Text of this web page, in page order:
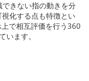
きない指の動きを分
化する点も特徴とい
で相互評価を行う360
います。